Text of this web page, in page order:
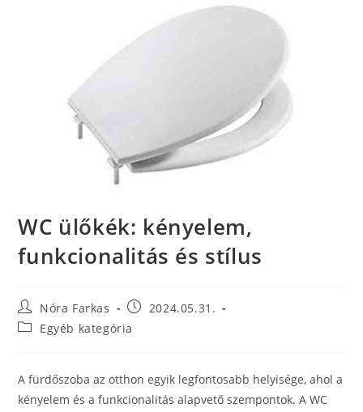
WC ülőkék: kényelem,
funkcionalitás és stílus
Nóra Farkas
2024.05.31.
Egyéb kategória
A fürdőszoba az otthon egyik legfontosabb helyisége, ahol a
kényelem és a funkcionalitás alapvető szempontok. A WC